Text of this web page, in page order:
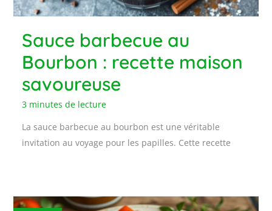
Sauce barbecue au
Bourbon : recette maison
savoureuse
3 minutes de lecture
La sauce barbecue au bourbon est une véritable
invitation au voyage pour les papilles. Cette recette